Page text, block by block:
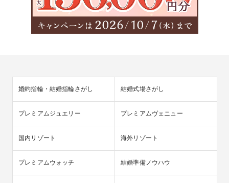
婚約指輪・結婚指輪さがし 結婚式場さがし
プレミアムジュエリー プレミアムヴェニュー
国内リゾート 海外リゾート
プレミアムウォッチ 結婚準備ノウハウ